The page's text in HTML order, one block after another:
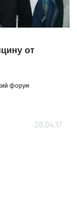
от
форум
28.04.17